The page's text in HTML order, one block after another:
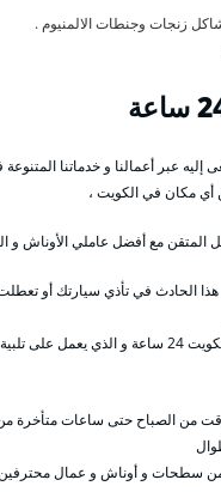
زنجات وجنطات الالمنيوم .
إليه عبر أعمالنا و خدماتنا
أي مكان في الكويت ،
الحادث في تأذي سيارتك أو
السيارة و طلب خدمات ونش الكويت 24 ساعة و الذي
وقت من الصباح حتى ساعات متأخرة
من سطحات و أوناش و عمال